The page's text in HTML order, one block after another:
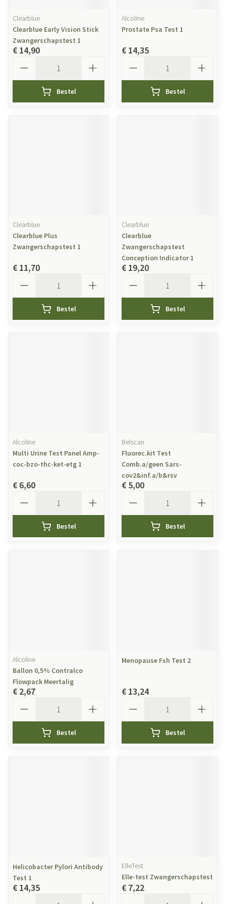
Clearblue
Clearblue Early Vision Stick
Zwangerschapstest 1
€ 14,90
Bestel
Alcoline
Prostate Psa Test 1
€ 14,35
Bestel
Clearblue
Clearblue Plus
Zwangerschapstest 1
€ 11,70
Bestel
Clearblue
Clearblue
Zwangerschapstest
Conception Indicator 1
€ 19,20
Bestel
Alcoline
Multi Urine Test Panel Amp-
coc-bzo-thc-ket-etg 1
€ 6,60
Bestel
Belscan
Fluorec.kit Test
Comb.a/geen Sars-
cov2&inf.a/b&rsv
€ 5,00
Bestel
Alcoline
Ballon 0,5% Contralco
Flowpack Meertalig
€ 2,67
Bestel
Menopause Fsh Test 2
€ 13,24
Bestel
Helicobacter Pylori Antibody
Test 1
€ 14,35
ElleTest
Elle-test Zwangerschapstest
€ 7,22